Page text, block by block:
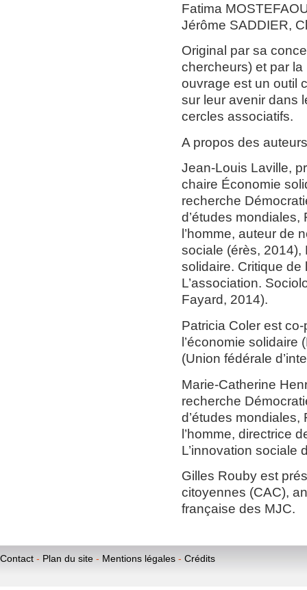
Fatima
Jérôme SADDIER,
Original par sa
chercheurs) et par
ouvrage est un outil
sur leur avenir dans
cercles associatifs.
A propos des auteurs
Jean-Louis Laville,
chaire Économie
recherche
d’études
l’homme, auteur de
sociale (érès, 2014),
solidaire. Critique de
L’association.
Fayard, 2014).
Patricia Coler est
l’économie solidaire
(Union fédérale
Marie-Catherine
recherche
d’études
l’homme, directrice
L’innovation sociale
Gilles Rouby est
citoyennes (CAC),
française des MJC.
Contact - Plan du site - Mentions légales - Crédits